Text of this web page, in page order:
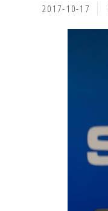
2017-10-17